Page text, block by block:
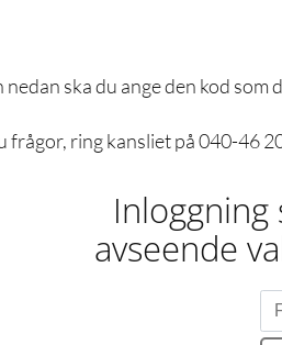
nedan ska du ange den kod som
frågor, ring kansliet på 040-46
avseende